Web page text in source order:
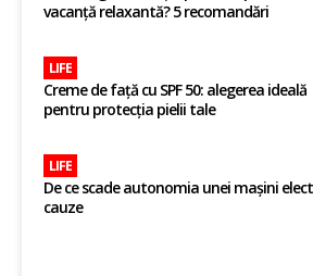
vacanță relaxantă? 5 recomandări
LIFE
Creme de față cu SPF 50: alegerea ideală
pentru protecția pielii tale
LIFE
De ce scade autonomia unei mașini
cauze